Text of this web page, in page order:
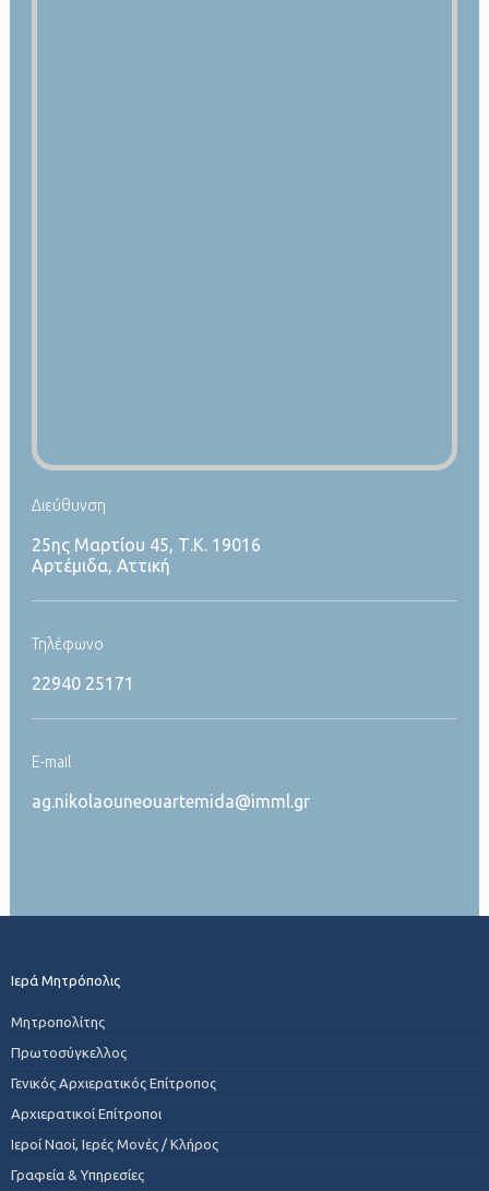
Διεύθυνση
25ης Μαρτίου 45, Τ.Κ. 19016
Αρτέμιδα, Αττική
Τηλέφωνο
22940 25171
Ε-mail
ag.nikolaouneouartemida@imml.gr
Ιερά Μητρόπολις
Μητροπολίτης
Πρωτοσύγκελλος
Γενικός Αρχιερατικός Επίτροπος
Αρχιερατικοί Επίτροποι
Ιεροί Ναοί, Ιερές Μονές / Κλήρος
Γραφεία & Υπηρεσίες